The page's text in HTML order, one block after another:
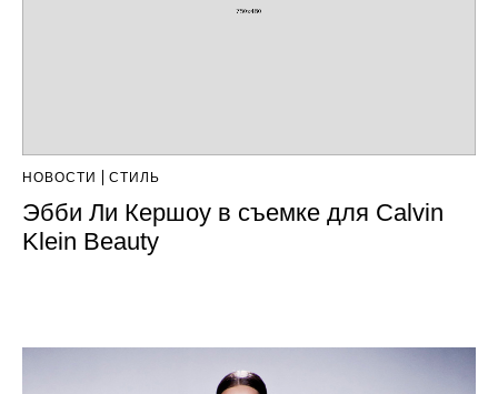
НОВОСТИ СТИЛЬ
Эбби Ли Кершоу в съемке для Calvin
Klein Beauty